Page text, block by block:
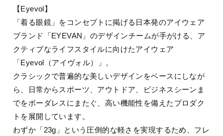
【Eyevol】
「着る眼鏡」をコンセプトに掲げる日本発のアイウェア
ブランド「EYEVAN」のデザインチームが手がける、ア
クティブなライフスタイルに向けたアイウェア
「Eyevol（アイヴォル）」。
クラシックで普遍的な美しいデザインをベースにしなが
ら、日常からスポーツ、アウトドア、ビジネスシーンま
でをボーダレスにまたぐ、高い機能性を備えたプロダク
トを展開しています。
わずか「23g」という圧倒的な軽さを実現するため、フレ